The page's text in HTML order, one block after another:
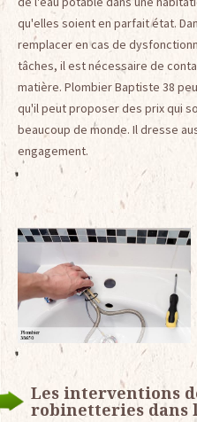
qu'elles soient en parfait état.
remplacer en cas de
tâches, il est nécessaire de
matière. Plombier Baptiste 38
qu'il peut proposer des prix qui
beaucoup de monde. Il dresse
engagement.
Les interventions
robinetteries dans